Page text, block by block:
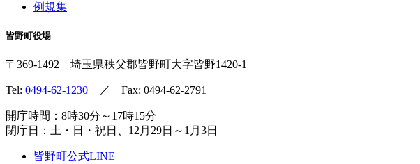
例規集
皆野町役場
〒369-1492 埼玉県秩父郡皆野町 大字皆野1420-1
Tel: 0494-62-1230 ／ Fax: 0494-62-2791
開庁時間：8時30分～17時15分
閉庁日：土・日・祝日、12月29日～1月3日
皆野町公式LINE